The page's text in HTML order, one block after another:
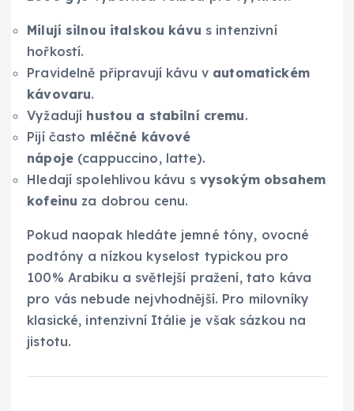
Milují silnou italskou kávu s intenzivní
hořkostí.
Pravidelně připravují kávu v automatickém
kávovaru.
Vyžadují hustou a stabilní cremu.
Pijí často mléčné kávové
nápoje(cappuccino, latte).
Hledají spolehlivou kávu s vysokým obsahem
kofeinu za dobrou cenu.
Pokud naopak hledáte jemné tóny, ovocné
podtóny a nízkou kyselost typickou pro
100% Arabiku a světlejší pražení, tato káva
pro vás nebude nejvhodnější. Pro milovníky
klasické, intenzivní Itálie je však sázkou na
jistotu.